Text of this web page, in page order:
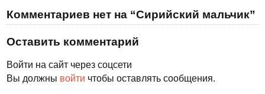
Комментариев нет на “Сирийский мальчик”
Оставить комментарий
Войти на сайт через соцсети
Вы должны войти чтобы оставлять сообщения.